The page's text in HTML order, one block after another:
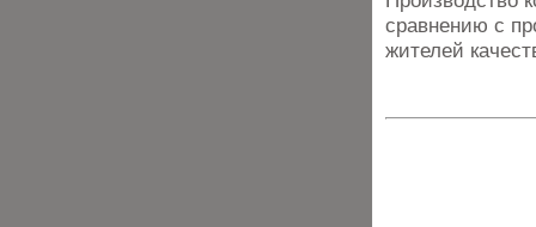
сравнению с
жителей